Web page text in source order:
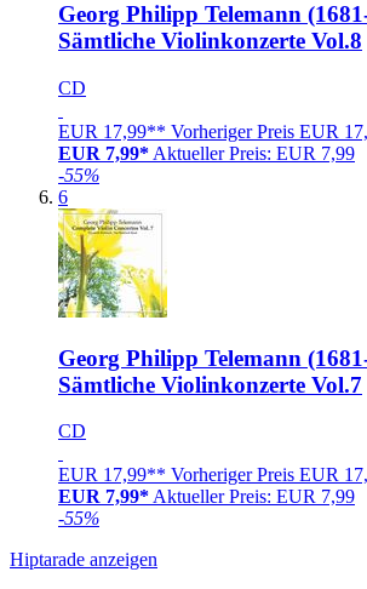
Georg Philipp Telemann
Sämtliche Violinkonzerte Vol.8
CD
EUR 17,99** Vorheriger Preis EUR
EUR 7,99* Aktueller Preis: EUR 7,99
-55%
6
Georg Philipp Telemann
Sämtliche Violinkonzerte Vol.7
CD
EUR 17,99** Vorheriger Preis EUR
EUR 7,99*Aktueller Preis: EUR 7,99
-55%
Hiptarade anzeigen